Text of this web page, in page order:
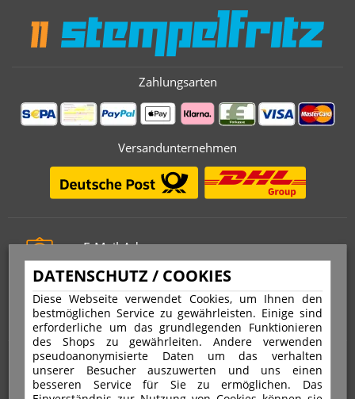
DATENSCHUTZ / COOKIES
Diese Webseite verwendet Cookies, um Ihnen den
bestmöglichen Service zu gewährleisten. Einige sind
erforderliche um das grundlegenden Funktionieren
des Shops zu gewährleiten. Andere verwenden
pseudoanonymisierte Daten um das verhalten
unserer Besucher auszuwerten und uns einen
besseren Service für Sie zu ermöglichen. Das
Zahlungsarten
Versandunternehmen
E-Mail-Adresse
info@stempelfritz.de
Telefon
0221 677 812 08
Über uns